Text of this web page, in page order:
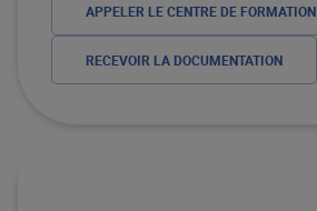
APPELER LE CENTRE DE FORMATION
RECEVOIR LA DOCUMENTATION